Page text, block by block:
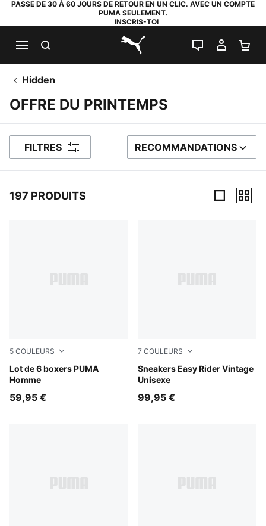
PASSE DE 30 À 60 JOURS DE RETOUR EN UN CLIC. AVEC UN COMPTE
PUMA SEULEMENT.
INSCRIS-TOI
PUMA.com
LIVE CHAT
MON
Hidden
OFFRE DU PRINTEMPS
FILTRES TRIER PAR
RECOMMANDATIONS
197 PRODUITS
5 COULEURS
Lot de 6 boxers PUMA
Homme
black
59,95 €
7 COULEURS
Sneakers Easy Rider Vintage
Unisexe
Moody Gray-PUMA White
99,95 €